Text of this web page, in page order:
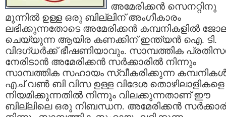
അമേരിക്കന്‍ സെനറ്റിനു
മുന്നില്‍ ഉള്ള ഒരു ബില്ലിന് അംഗീകാരം
ലഭിക്കുന്നതോടെ അമേരിക്കന്‍ കമ്പനികളില്‍
ചെയ്യുന്ന ആയിര കണക്കിന് ഇന്ത്യന്‍ ഐ. ടി.
വിദഗ്ധര്‍ക്ക് ഭീഷണിയാവും. സാമ്പത്തിക
നേരിടാന്‍ അമേരിക്കന്‍ സര്‍ക്കാരില്‍ നിന്നും
സാമ്പത്തിക സഹായം സ്വീകരിക്കുന്ന
എച് വണ്‍ ബി വിസ ഉള്ള വിദേശ തൊഴിലാളികളെ
നിയമിക്കുന്നതില്‍ നിന്നും വിലക്കുന്നതാണ് ഈ
ബില്ലിലെ ഒരു നിബന്ധന. അമേരിക്കന്‍